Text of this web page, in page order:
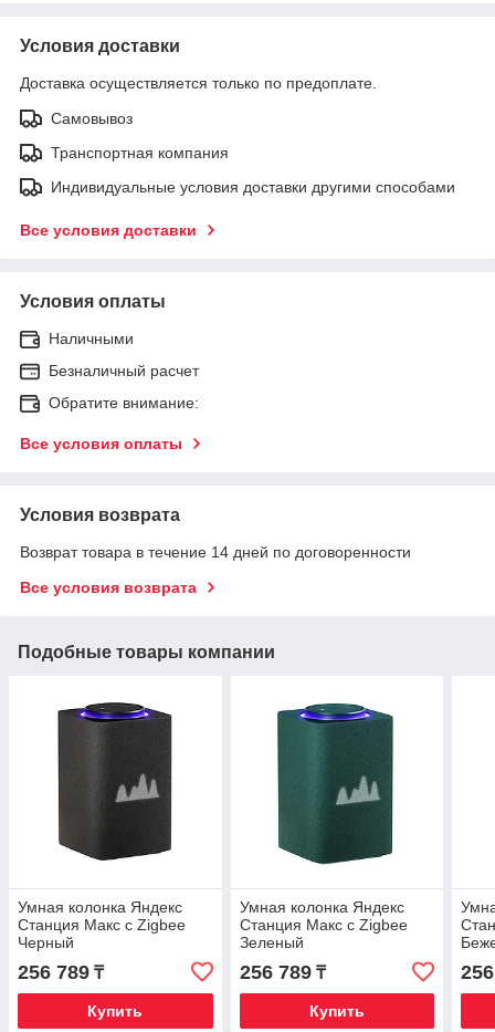
Условия доставки
Доставка осуществляется только по предоплате.
Самовывоз
Транспортная компания
Индивидуальные условия доставки другими способами
Все условия доставки
Условия оплаты
Наличными
Безналичный расчет
Обратите внимание:
Все условия оплаты
Условия возврата
Возврат товара в течение 14 дней по договоренности
Все условия возврата
Подобные товары компании
Умная колонка Яндекс
Станция Макс с Zigbee
Черный
256 789 ₸
Купить
Умная колонка Яндекс
Станция Макс с Zigbee
Зеленый
256 789₸
Купить